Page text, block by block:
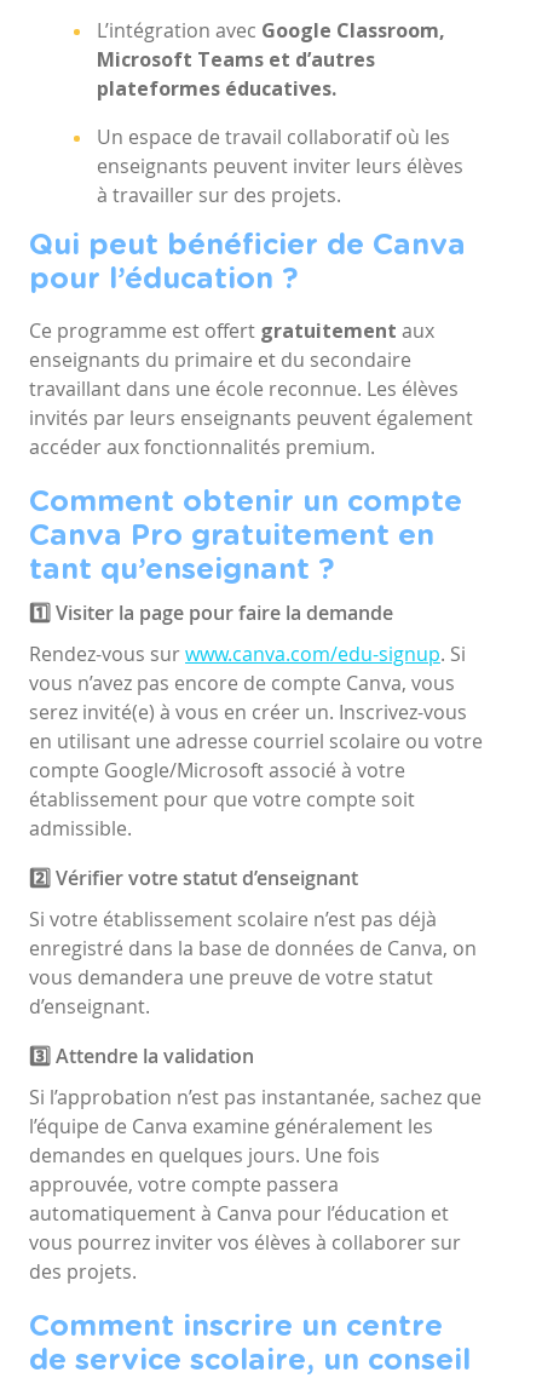
L’intégration avec Google Classroom,
Microsoft Teams et d’autres
plateformes éducatives.
Un espace de travail collaboratif où les
enseignants peuvent inviter leurs élèves
à travailler sur des projets.
Qui peut bénéficier de Canva
pour l’éducation ?
Ce programme est offert gratuitement aux
enseignants du primaire et du secondaire
travaillant dans une école reconnue. Les élèves
invités par leurs enseignants peuvent également
accéder aux fonctionnalités premium.
Comment obtenir un compte
Canva Pro gratuitement en
tant qu’enseignant ?
1️⃣ Visiter la page pour faire la demande
Rendez-vous surwww.canva.com/edu-signup. Si
vous n’avez pas encore de compte Canva, vous
serez invité(e) à vous en créer un. Inscrivez-vous
en utilisant une adresse courriel scolaire ou votre
compte Google/Microsoft associé à votre
établissement pour que votre compte soit
admissible.
2️⃣ Vérifier votre statut d’enseignant
Si votre établissement scolaire n’est pas déjà
enregistré dans la base de données de Canva, on
vous demandera une preuve de votre statut
d’enseignant.
3️⃣ Attendre la validation
Si l’approbation n’est pas instantanée, sachez que
l’équipe de Canva examine généralement les
demandes en quelques jours. Une fois
approuvée, votre compte passera
automatiquement à Canva pour l’éducation et
vous pourrez inviter vos élèves à collaborer sur
des projets.
Comment inscrire un centre
de service scolaire, un conseil